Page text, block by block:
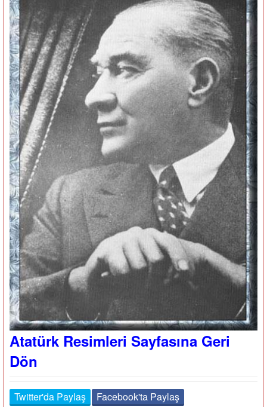
Atatürk Resimleri Sayfasına Geri
Dön
Twitter'da Paylaş
Facebook'ta Paylaş